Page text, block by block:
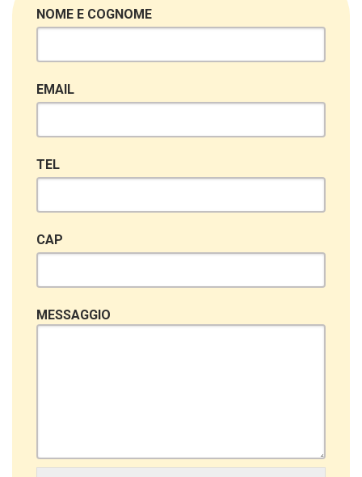
NOME E COGNOME
EMAIL
TEL
CAP
MESSAGGIO